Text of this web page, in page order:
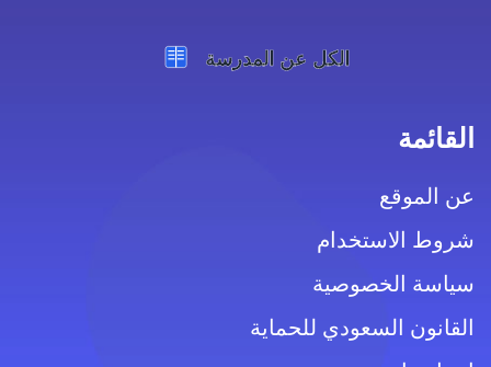
القائمة
عن الموقع
شروط الاستخدام
سياسة الخصوصية
القانون السعودي للحماية